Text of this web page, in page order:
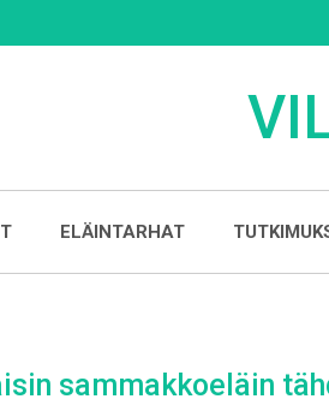
ELÄINTARHAT
sammakkoeläin